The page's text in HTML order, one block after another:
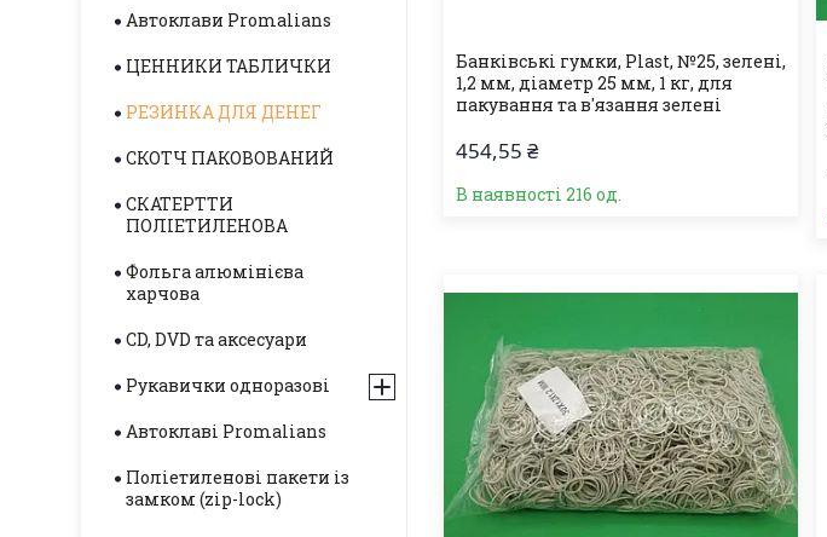
Банківські гумки, Plast, №25, зелені,
1,2 мм, діаметр 25 мм, 1 кг, для
пакування та в'язання зелені
454,55 ₴
В наявності 216 од.
Автоклави Promalians
ЦЕННИКИ ТАБЛИЧКИ
РЕЗИНКА ДЛЯ ДЕНЕГ
СКОТЧ ПАКОВОВАНИЙ
СКАТЕРТТИ
ПОЛІЕТИЛЕНОВА
Фольга алюмінієва
харчова
CD, DVD та аксесуари
Рукавички одноразові
Автоклаві Promalians
Поліетиленові пакети із
замком (zip-lock)